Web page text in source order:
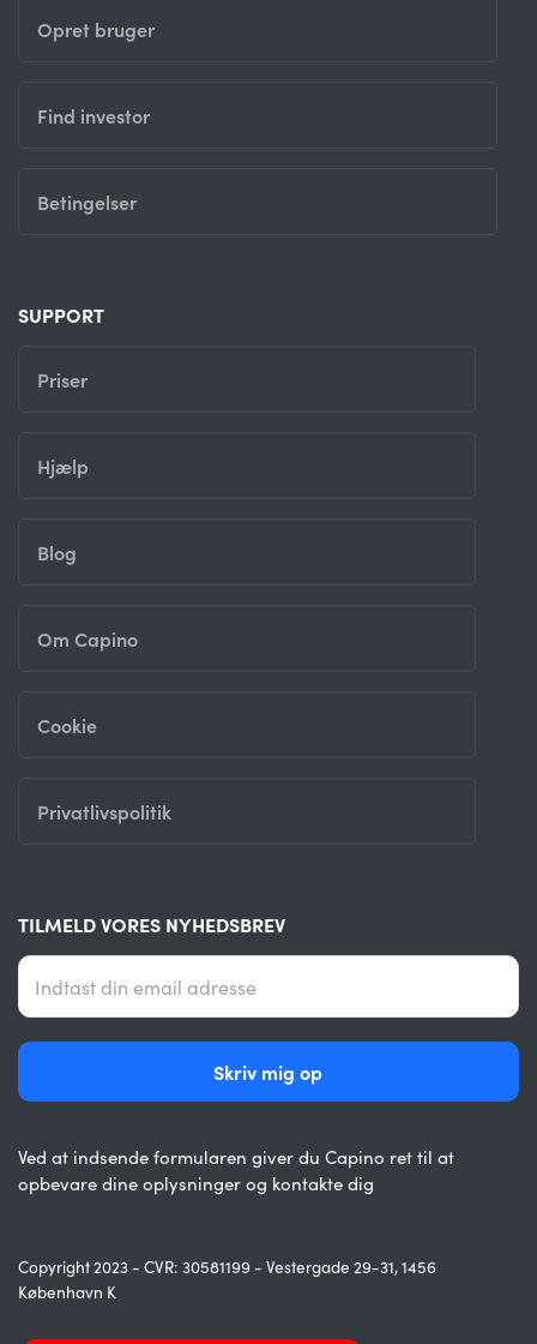
Opret bruger
Find investor
Betingelser
SUPPORT
Priser
Hjælp
Blog
Om Capino
Cookie
Privatlivspolitik
TILMELD VORES NYHEDSBREV
Ved at indsende formularen giver du Capino ret til at
opbevare dine oplysninger og kontakte dig
Copyright 2023 - CVR: 30581199 - Vestergade 29-31, 1456
København K